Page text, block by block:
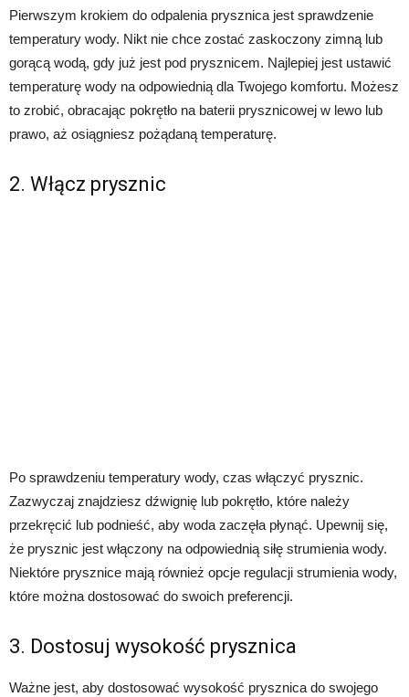
Pierwszym krokiem do odpalenia prysznica jest sprawdzenie
temperatury wody. Nikt nie chce zostać zaskoczony zimną lub
gorącą wodą, gdy już jest pod prysznicem. Najlepiej jest ustawić
temperaturę wody na odpowiednią dla Twojego komfortu. Możesz
to zrobić, obracając pokrętło na baterii prysznicowej w lewo lub
prawo, aż osiągniesz pożądaną temperaturę.
2. Włącz prysznic
Po sprawdzeniu temperatury wody, czas włączyć prysznic.
Zazwyczaj znajdziesz dźwignię lub pokrętło, które należy
przekręcić lub podnieść, aby woda zaczęła płynąć. Upewnij się,
że prysznic jest włączony na odpowiednią siłę strumienia wody.
Niektóre prysznice mają również opcje regulacji strumienia wody,
które można dostosować do swoich preferencji.
3. Dostosuj wysokość prysznica
Ważne jest, aby dostosować wysokość prysznica do swojego